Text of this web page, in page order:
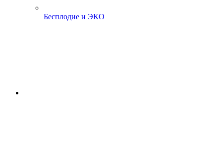
Бесплодие и ЭКО